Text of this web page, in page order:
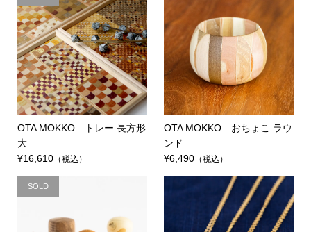
OTA MOKKO トレー 長方形
大
¥16,610（税込）
OTA MOKKO おちょこ ラウ
ンド
¥6,490 （税込）
SOLD